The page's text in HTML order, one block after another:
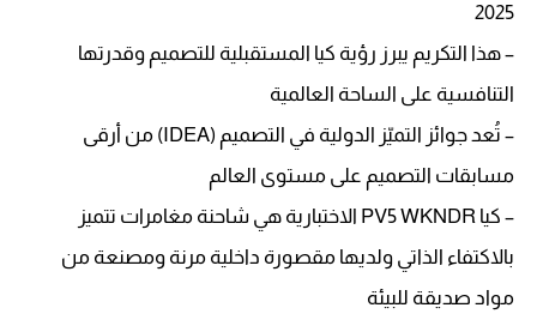
2025
– هذا التكريم يبرز رؤية كيا المستقبلية للتصميم وقدرتها
التنافسية على الساحة العالمية
– تُعد جوائز التميّز الدولية في التصميم (IDEA) من أرقى
مسابقات التصميم على مستوى العالم
– كيا PV5 WKNDR الاختبارية هي شاحنة مغامرات تتميز
بالاكتفاء الذاتي ولديها مقصورة داخلية مرنة ومصنعة من
مواد صديقة للبيئة